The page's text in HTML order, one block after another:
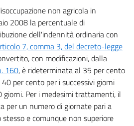
non agricola in
2008 la percentuale di
dell'indennità ordinaria con
7, comma 3, del decreto-legge
con modificazioni, dalla
160, è rideterminata al 35 per cento
per cento per i successivi giorni
Per i medesimi trattamenti, il
un numero di giornate pari a
e comunque non superiore